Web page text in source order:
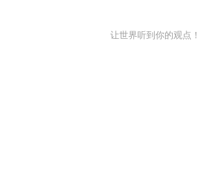
让世界听到你的观点！